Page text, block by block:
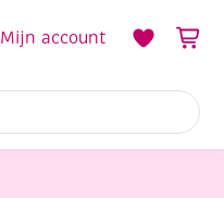
Mijn account